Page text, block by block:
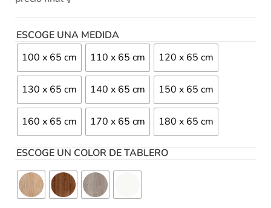
ESCOGE UNA MEDIDA
100 x 65 cm
110 x 65 cm 120 x 65 cm
130 x 65 cm 140 x 65 cm 150 x 65 cm
160 x 65 cm 170 x 65 cm 180 x 65 cm
ESCOGE UN COLOR DE TABLERO